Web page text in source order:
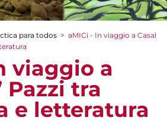
para todos > aMICi - In viaggio a Casal
viaggio a
Pazzi tra
e letteratura